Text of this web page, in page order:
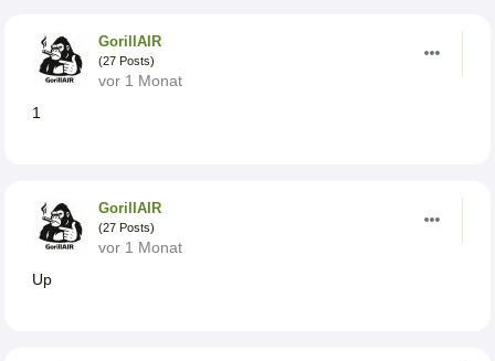
GorillAIR
(27 Posts)
vor 1 Monat
1
GorillAIR
(27 Posts)
vor 1 Monat
Up